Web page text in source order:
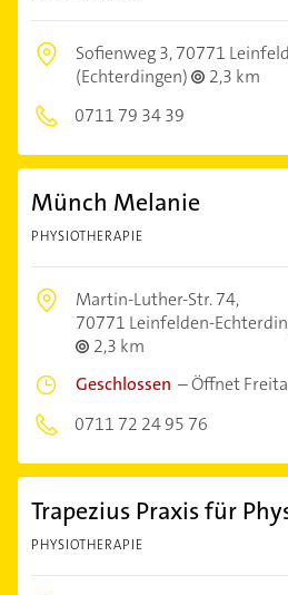
Sofienweg 3,70771
(Echterdingen)
2,3 km
0711 79 34 39
Münch Melanie
PHYSIOTHERAPIE
Martin-Luther-Str. 74,
70771 Leinfelden-
2,3 km
Geschlossen –Öffnet
0711 72 24 95 76
Trapezius Praxis für
PHYSIOTHERAPIE